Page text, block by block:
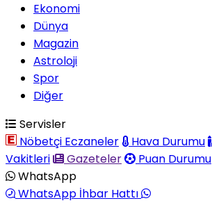
Ekonomi
Dünya
Magazin
Astroloji
Spor
Diğer
Servisler
Nöbetçi Eczaneler
Hava Durumu
Vakitleri
Gazeteler
Puan Durumu
WhatsApp
WhatsApp İhbar Hattı